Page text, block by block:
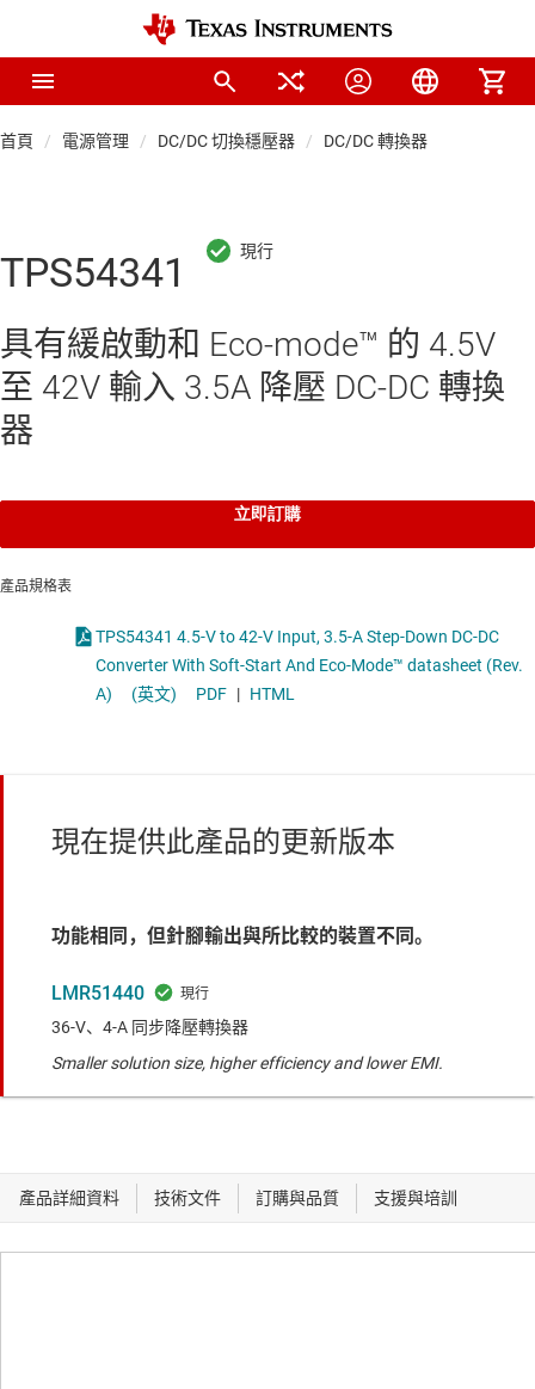
首頁 電源管理 DC/DC 切換穩壓器 DC/DC 轉換器
TPS54341
具有緩啟動和 Eco-mode™ 的 4.5V
至 42V 輸入 3.5A 降壓 DC-DC 轉換
器
立即訂購
產品規格表
TPS54341 4.5-V to 42-V Input, 3.5-A Step-Down DC-DC
Converter With Soft-Start And Eco-Mode™ datasheet (Rev.
A)
(英文) PDF | HTML
現在提供此產品的更新版本
功能相同，但針腳輸出與所比較的裝置不同。
LMR51440
36-V、4-A 同步降壓轉換器
Smaller solution size, higher efficiency and lower EMI.